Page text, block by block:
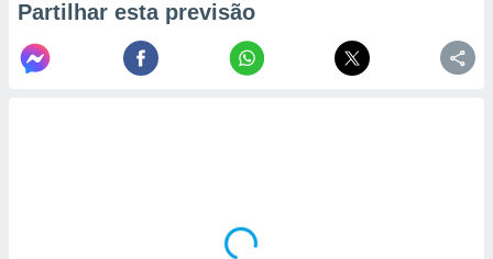
Partilhar esta previsão